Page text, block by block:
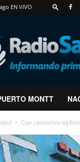
EN VIVO
MONTT
Con camiones